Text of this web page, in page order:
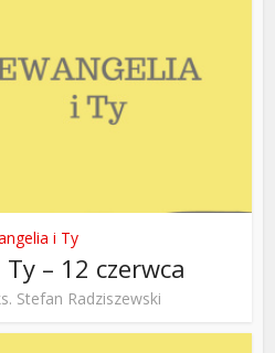
i Ty
– 12 czerwca
Stefan Radziszewski